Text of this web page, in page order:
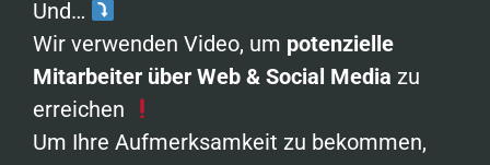
Und…
Wir verwenden Video, um potenzielle
Mitarbeiter über Web & Social Media zu
erreichen
Um Ihre Aufmerksamkeit zu bekommen,